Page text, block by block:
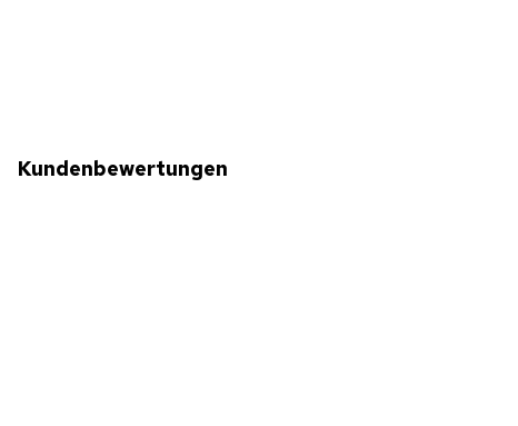
Kundenbewertungen